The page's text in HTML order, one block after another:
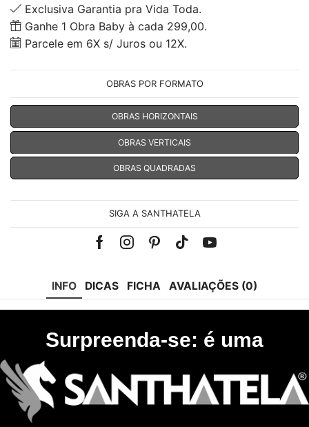
Exclusiva Garantia pra Vida Toda.
Ganhe 1 Obra Baby à cada 299,00.
Parcele em 6X s/ Juros ou 12X.
OBRAS POR FORMATO
OBRAS HORIZONTAIS
OBRAS VERTICAIS
OBRAS QUADRADAS
SIGA A SANTHATELA
Facebook
Instagram
Pinterest
Tik-Youtube
INFO DICAS FICHA AVALIAÇÕES (0)
Surpreenda-se: é uma